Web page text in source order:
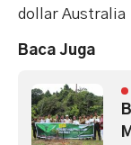
dollar Australia
Baca Juga